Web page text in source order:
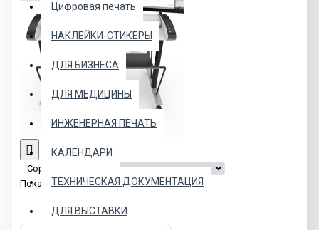
Цифровая печать
НАКЛЕЙКИ-СТИКЕРЫ
ДЛЯ БИЗНЕСА
ДЛЯ МЕДИЦИНЫ
ИНЖЕНЕРНАЯ ПЕЧАТЬ
КАЛЕНДАРИ
ТЕХНИЧЕСКАЯ ДОКУМЕНТАЦИЯ
ДЛЯ ВЫСТАВКИ
Сортировка:
Показать: